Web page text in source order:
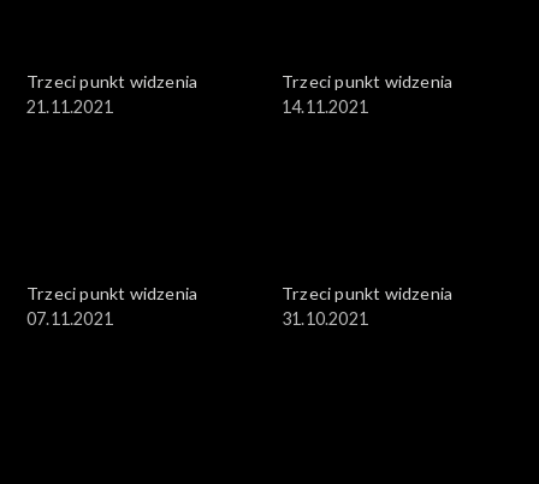
Trzeci punkt widzenia
21.11.2021
Trzeci punkt widzenia
14.11.2021
Trzeci punkt widzenia
07.11.2021
Trzeci punkt widzenia
31.10.2021